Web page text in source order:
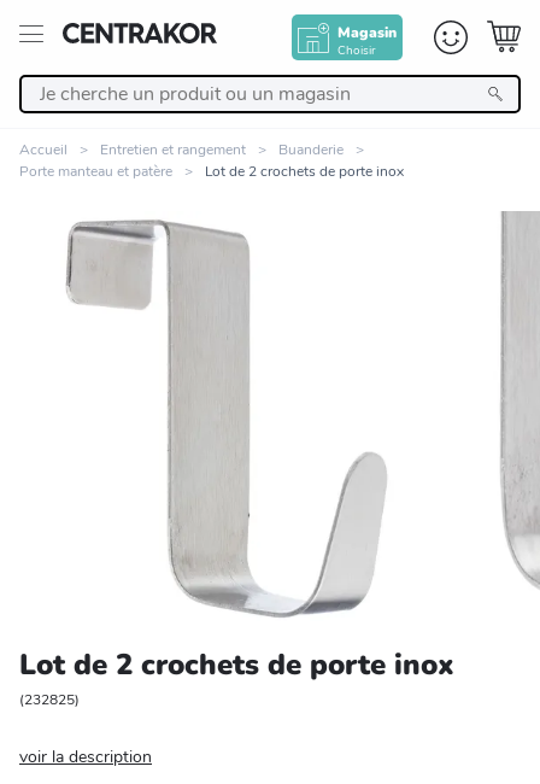
Magasin
Choisir
Décoration
Cuisine et art de la table
Salle de bain et beauté
Entretien et rangement
Animalerie
Bricolage et auto
Accueil Entretien et rangement
Buanderie
Porte manteau et patère
Lot de 2 crochets de porte inox
Lot de 2 crochets de porte inox
(232825)
voir la description